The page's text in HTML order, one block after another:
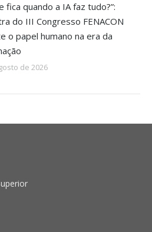
fica quando a IA faz tudo?”:
do III Congresso FENACON
o papel humano na era da
de 2026